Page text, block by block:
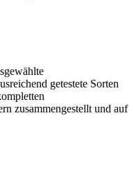
getestete Sorten
zusammengestellt und auf